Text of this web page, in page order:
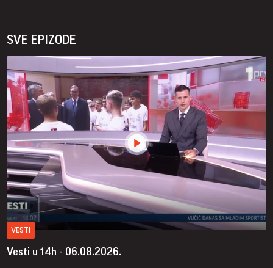
SVE EPIZODE
VESTI
Vesti u 14h - 06.08.2026.